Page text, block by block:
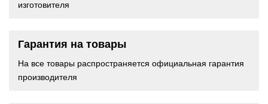
изготовителя
Гарантия на товары
На все товары распространяется официальная гарантия
производителя